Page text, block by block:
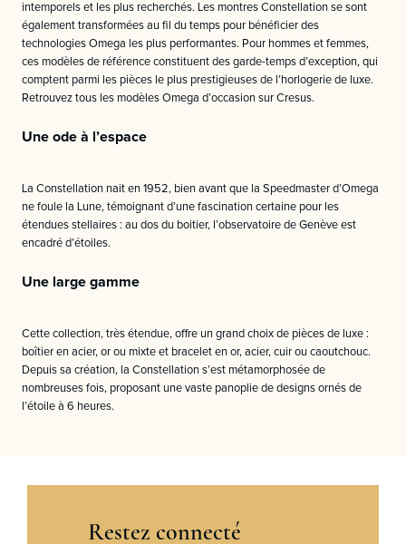
intemporels et les plus recherchés. Les montres Constellation se sont
également transformées au fil du temps pour bénéficier des
technologies Omega les plus performantes. Pour hommes et femmes,
ces modèles de référence constituent des garde-temps d’exception, qui
comptent parmi les pièces le plus prestigieuses de l’horlogerie de luxe.
Retrouvez tous les modèles Omega d’occasion sur Cresus.
Une ode à l’espace
La Constellation nait en 1952, bien avant que la Speedmaster d’Omega
ne foule la Lune, témoignant d’une fascination certaine pour les
étendues stellaires : au dos du boitier, l’observatoire de Genève est
encadré d’étoiles.
Une large gamme
Cette collection, très étendue, offre un grand choix de pièces de luxe :
boîtier en acier, or ou mixte et bracelet en or, acier, cuir ou caoutchouc.
Depuis sa création, la Constellation s’est métamorphosée de
nombreuses fois, proposant une vaste panoplie de designs ornés de
l’étoile à 6 heures.
Restez connecté